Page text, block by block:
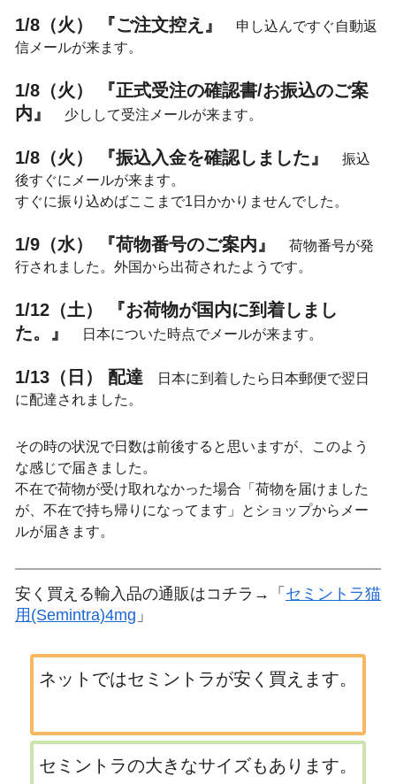
1/8（火） 『ご注文控え』
申し込んですぐ自動返
信メールが来ます。
1/8（火） 『正式受注の確認書/お振込のご案
内』
少しして受注メールが来ます。
1/8（火） 『振込入金を確認しました』
振込
後すぐにメールが来ます。
すぐに振り込めばここまで1日かかりませんでした。
1/9（水） 『荷物番号のご案内』
荷物番号が発
行されました。外国から出荷されたようです。
1/12（土） 『お荷物が国内に到着しまし
た。』
日本についた時点でメールが来ます。
1/13（日） 配達 日本に到着したら日本郵便で翌日
に配達されました。
その時の状況で日数は前後すると思いますが、このよう
な感じで届きました。
不在で荷物が受け取れなかった場合「荷物を届けました
が、不在で持ち帰りになってます」とショップからメー
ルが届きます。
安く買える輸入品の通販はコチラ→「 セミントラ猫
用(Semintra)4mg 」
ネットではセミントラが安く買えます。
セミントラの大きなサイズもあります。